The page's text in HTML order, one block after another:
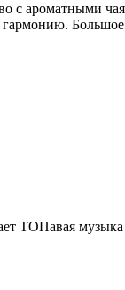
с ароматными
гармонию.
ТОПавая